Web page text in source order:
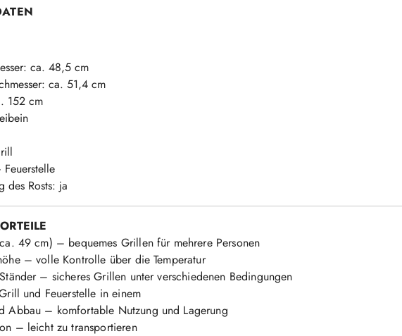
ca. 48,5 cm
ca. 51,4 cm
152 cm
des Rosts: ja
49 cm) – bequemes Grillen für mehrere Personen
– volle Kontrolle über die Temperatur
– sicheres Grillen unter verschiedenen Bedingungen
und Feuerstelle in einem
Abbau – komfortable Nutzung und Lagerung
– leicht zu transportieren